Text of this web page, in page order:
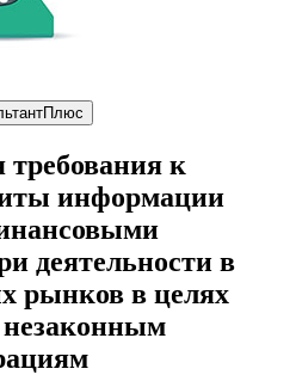
к
информации
деятельности в
рынков в целях
незаконным